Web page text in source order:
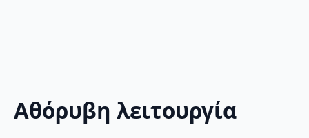
Αθόρυβη λειτουργία